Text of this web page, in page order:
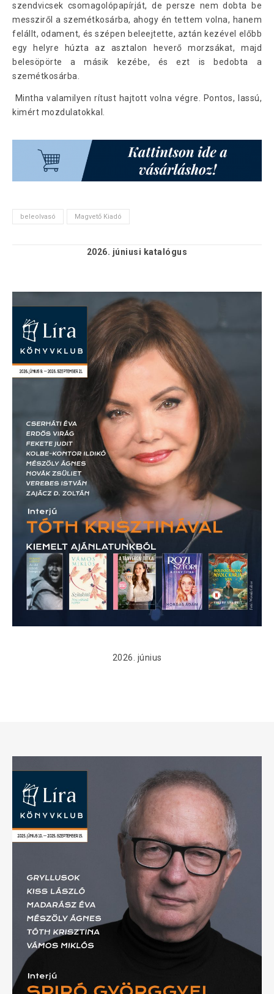
szendvicsek csomagolópapírját, de persze nem dobta be
messziről a szemétkosárba, ahogy én tettem volna, hanem
felállt, odament, és szépen beleejtette, aztán kezével előbb
egy helyre húzta az asztalon heverő morzsákat, majd
belesöpörte a másik kezébe, és ezt is bedobta a
szemétkosárba.
Mintha valamilyen rítust hajtott volna végre. Pontos, lassú,
kimért mozdulatokkal.
beleolvasó Magvető Kiadó
2026. júniusi katalógus
2026. június